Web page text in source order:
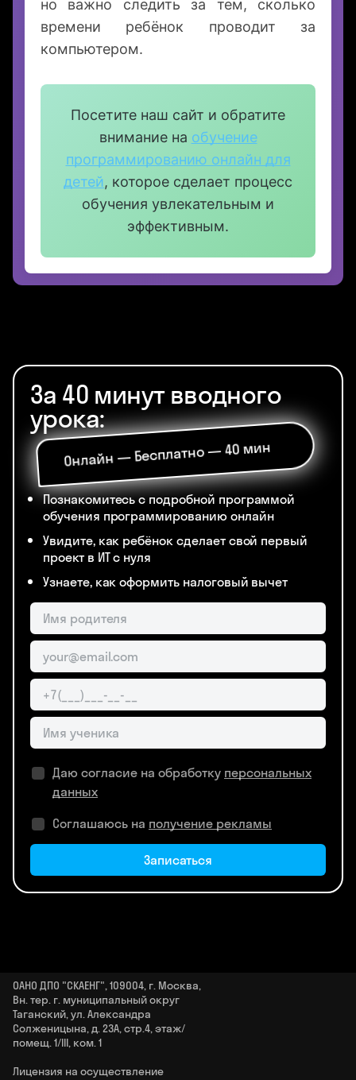
Установите программы родительского
контроля и объясните ребёнку
Программирование — это творчество,
но важно следить за тем, сколько
времени ребёнок проводит за
компьютером.
Посетите наш сайт и обратите
детей, которое сделает процесс
За 40 минут вводного
урока:
Онлайн — Бесплатно — 40 мин
обучения программированию онлайн
Увидите, как ребёнок сделает свой первый
проект в ИТ с нуля
Узнаете, как оформить налоговый вычет